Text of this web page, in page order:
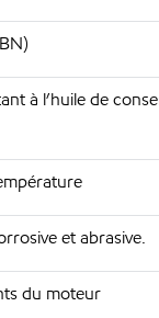
à l’huile de
et abrasive.
du moteur